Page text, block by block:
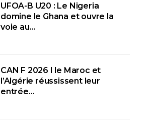
UFOA-B U20 : Le Nigeria
domine le Ghana et ouvre la
voie au…
CAN F 2026 I le Maroc et
l’Algérie réussissent leur
entrée…